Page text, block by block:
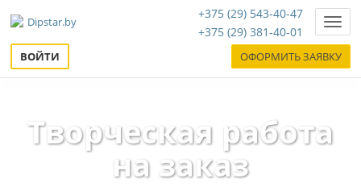
+375 (29) 543-40-47
+375 (29) 381-40-01
ВОЙТИ ОФОРМИТЬ ЗАЯВКУ
Творческая работа
на заказ